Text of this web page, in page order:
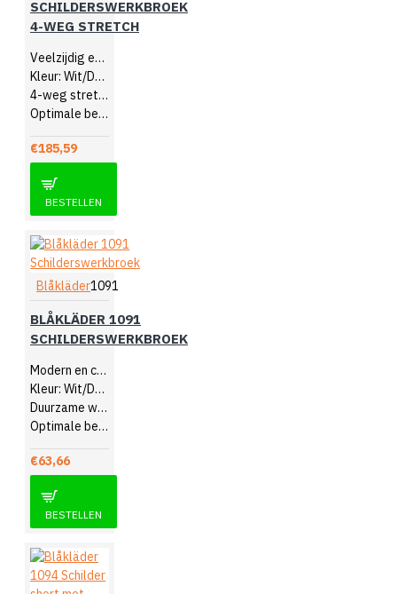
SCHILDERSWERKBROEK
4-WEG STRETCH
Veelzijdig en comfortabel
Kleur: Wit/Donkergrijs
4-weg stretch
Optimale bewegingsvrijheid
€185,59
BESTELLEN
Blåkläder1091
BLÅKLÄDER 1091
SCHILDERSWERKBROEK
Modern en comfortabel
Kleur: Wit/Donkergrijs
Duurzame werkbroek
Optimale bewegingsvrijheid
€63,66
BESTELLEN